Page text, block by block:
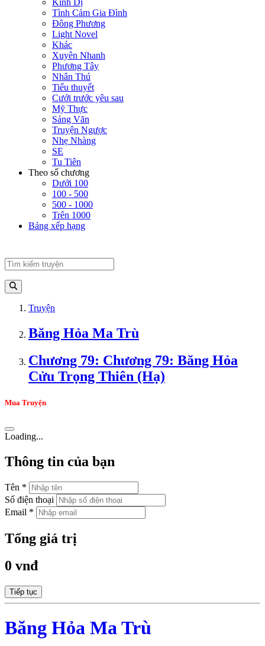
Kinh Dị
Tình Cảm Gia Đình
Đông Phương
Light Novel
Khác
Xuyên Nhanh
Phương Tây
Nhân Thú
Tiểu thuyết
Cưới trước yêu sau
Mỹ Thực
Sảng Văn
Truyện Ngược
Nhẹ Nhàng
SE
Tu Tiên
Theo số chương
Dưới 100
100 - 500
500 - 1000
Trên 1000
Bảng xếp hạng
Truyện
Băng Hỏa Ma Trù
Chương 79: Chương 79: Băng Hỏa
Cửu Trọng Thiên (Hạ)
Mua Truyện
Loading...
Thông tin của bạn
Tên *
Số điện thoại
Email *
Tổng giá trị
0 vnđ
Tiếp tục
Băng Hỏa Ma Trù